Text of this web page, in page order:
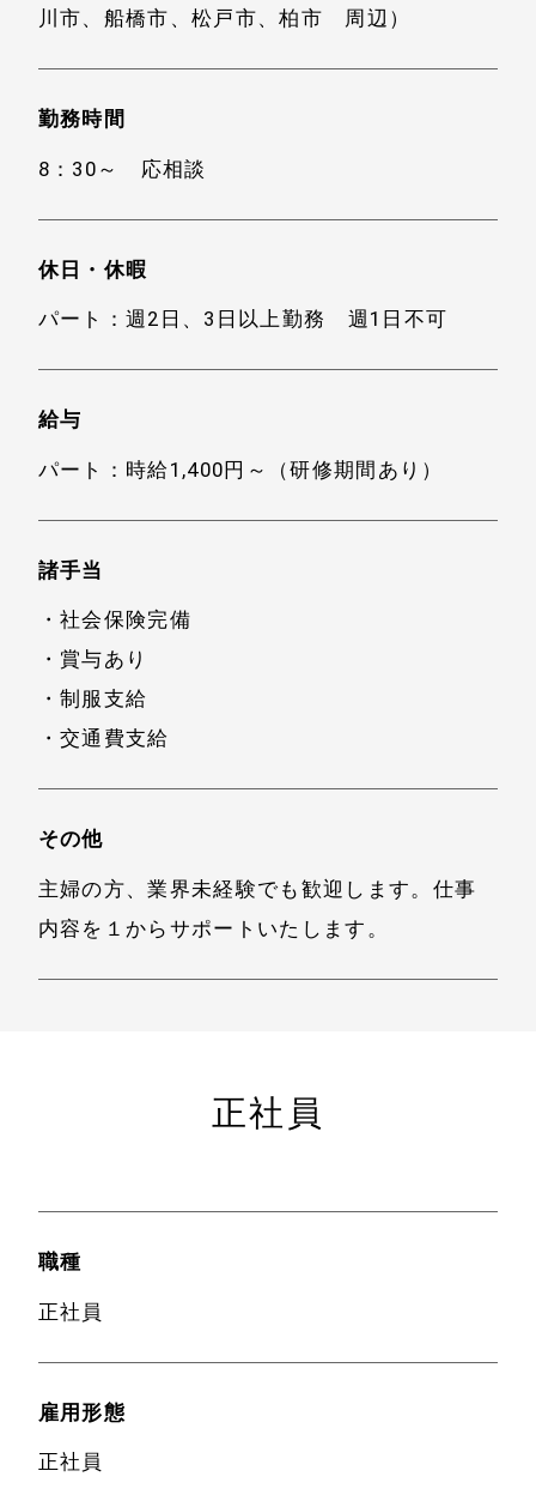
川市、船橋市、松戸市、柏市 周辺）
勤務時間
8：30～ 応相談
休日・休暇
パート：週2日、3日以上勤務 週1日不可
給与
パート：時給1,400円～（研修期間あり）
諸手当
・社会保険完備
・賞与あり
・制服支給
・交通費支給
その他
主婦の方、業界未経験でも歓迎します。仕事
内容を１からサポートいたします。
正社員
職種
正社員
雇用形態
正社員